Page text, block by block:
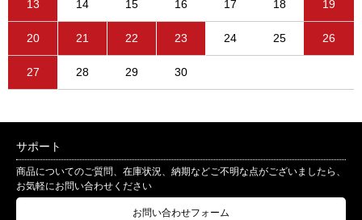
13 14 15 16 17 18 19
20 21 22 23 24 25 26
27 28 29 30
サポート
商品についてのご質問、在庫状況、納期などご不明な点がございましたら、
お気軽にお問い合わせください
お問い合わせフォーム